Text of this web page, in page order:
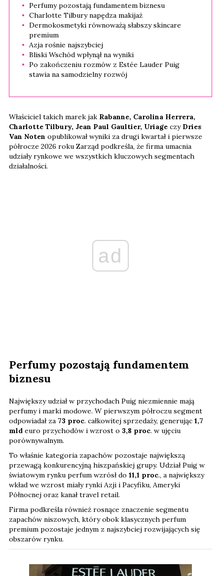
Perfumy pozostają fundamentem biznesu
Charlotte Tilbury napędza makijaż
Dermokosmetyki równoważą słabszy skincare
premium
Azja rośnie najszybciej
Bliski Wschód wpłynął na wyniki
Po zakończeniu rozmów z Estée Lauder Puig
stawia na samodzielny rozwój
Właściciel takich marek jak Rabanne, Carolina Herrera,
Charlotte Tilbury, Jean Paul Gaultier, Uriage czyDries
Van Noten opublikował wyniki za drugi kwartał i pierwsze
półrocze 2026 roku Zarząd podkreśla, że firma umacnia
udziały rynkowe we wszystkich kluczowych segmentach
działalności.
ad
Perfumy pozostają fundamentem
biznesu
Największy udział w przychodach Puig niezmiennie mają
perfumy i marki modowe. W pierwszym półroczu segment
odpowiadał za 73 proc. całkowitej sprzedaży, generując 1,7
mld euro przychodów i wzrost o 3,8 proc. w ujęciu
porównywalnym.
To właśnie kategoria zapachów pozostaje największą
przewagą konkurencyjną hiszpańskiej grupy. Udział Puig w
światowym rynku perfum wzrósł do 11,1 proc., a największy
wkład we wzrost miały rynki Azji i Pacyfiku, Ameryki
Północnej oraz kanał travel retail.
Firma podkreśla również rosnące znaczenie segmentu
zapachów niszowych, który obok klasycznych perfum
premium pozostaje jednym z najszybciej rozwijających się
obszarów rynku.